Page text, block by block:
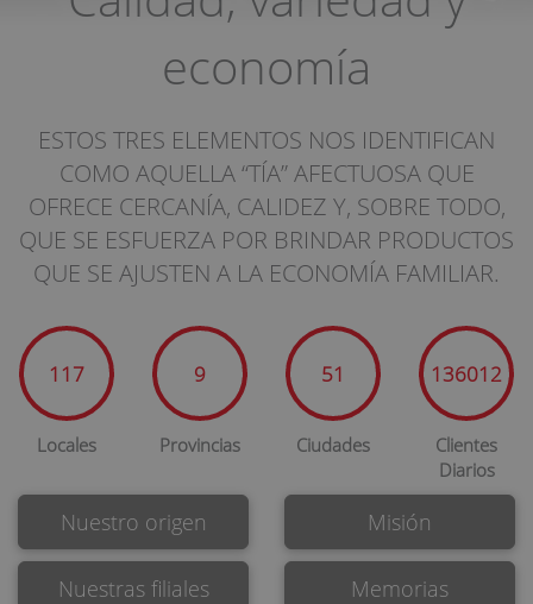
economía
ESTOS TRES ELEMENTOS NOS IDENTIFICAN
COMO AQUELLA “TÍA” AFECTUOSA QUE
OFRECE CERCANÍA, CALIDEZ Y, SOBRE TODO,
QUE SE ESFUERZA POR BRINDAR PRODUCTOS
QUE SE AJUSTEN A LA ECONOMÍA FAMILIAR.
147
Locales
12
Provincias
64
Ciudades
171112
Clientes
Diarios
Nuestro origen
Nuestras filiales
Misión
Memorias